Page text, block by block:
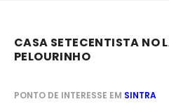
CASA SETECENTISTA NO
PELOURINHO
PONTO DE INTERESSE EM SINTRA